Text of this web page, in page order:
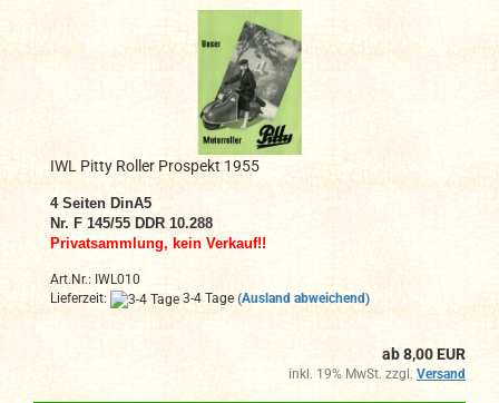
IWL Pitty Roller Prospekt 1955
4 Seiten DinA5
Nr. F 145/55 DDR 10.288
Privatsammlung, kein Verkauf!!
Art.Nr.: IWL010
Lieferzeit:
3-4 Tage (Ausland abweichend)
ab 8,00 EUR
inkl. 19% MwSt. zzgl. Versand